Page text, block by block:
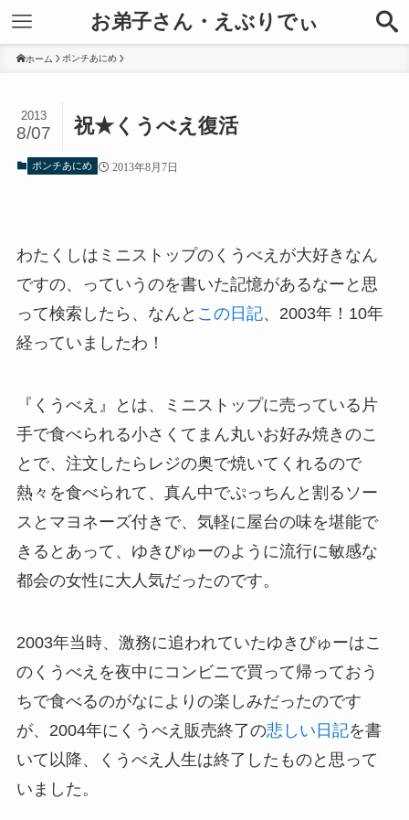
お弟子さん・えぶりでぃ
ホーム ポンチあにめ
祝★くうべえ復活
2013
8/07
ポンチあにめ 2013年8月7日
わたくしはミニストップのくうべえが大好きなん
ですの、っていうのを書いた記憶があるなーと思
って検索したら、なんと この日記、2003年！10年
経っていましたわ！
『くうべえ』とは、ミニストップに売っている片
手で食べられる小さくてまん丸いお好み焼きのこ
とで、注文したらレジの奥で焼いてくれるので
熱々を食べられて、真ん中でぷっちんと割るソー
スとマヨネーズ付きで、気軽に屋台の味を堪能で
きるとあって、ゆきぴゅーのように流行に敏感な
都会の女性に大人気だったのです。
2003年当時、激務に追われていたゆきぴゅーはこ
のくうべえを夜中にコンビニで買って帰っておう
ちで食べるのがなによりの楽しみだったのです
が、2004年にくうべえ販売終了の悲しい日記を書
いて以降、くうべえ人生は終了したものと思って
いました。